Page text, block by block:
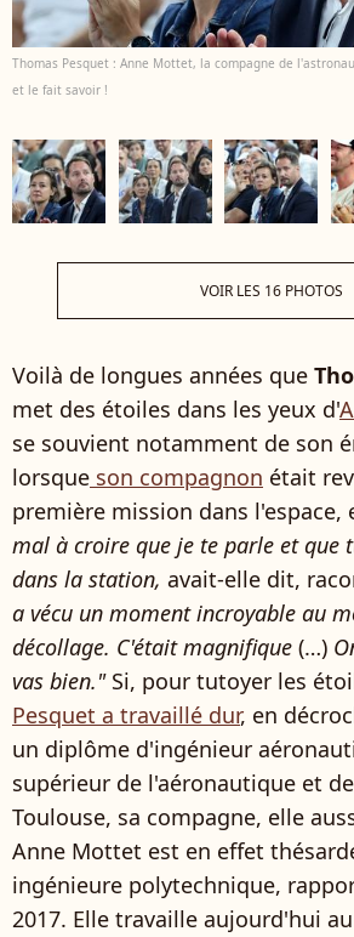
Thomas Pesquet : Anne Mottet, la compagne de
et le fait savoir !
VOIR LES 16 PHOTOS
Voilà de longues années que
met des étoiles dans les yeux d'
se souvient notamment de son
lorsque son compagnon était
première mission dans l'espace,
mal à croire que je te parle et que
dans la station, avait-elle dit,
a vécu un moment incroyable au
décollage. C'était magnifique (…)
vas bien."Si, pour tutoyer les
Pesquet a travaillé dur, en
un diplôme d'ingénieur
supérieur de l'aéronautique et
Toulouse, sa compagne, elle
Anne Mottet est en effet
ingénieure polytechnique,
2017. Elle travaille aujourd'hui